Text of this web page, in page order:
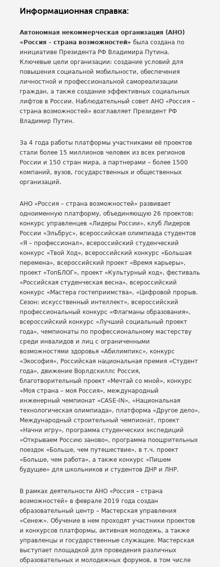
Информационная справка:
Автономная некоммерческая организация (АНО)
«Россия – страна возможностей» была создана по
инициативе Президента РФ Владимира Путина.
Ключевые цели организации: создание условий для
повышения социальной мобильности, обеспечения
личностной и профессиональной самореализации
граждан, а также создание эффективных социальных
лифтов в России. Наблюдательный совет АНО «Россия –
страна возможностей» возглавляет Президент РФ
Владимир Путин.
За 4 года работы платформы участниками её проектов
стали более 15 миллионов человек из всех регионов
России и 150 стран мира, а партнерами – более 1500
компаний, вузов, государственных и общественных
организаций.
АНО «Россия – страна возможностей» развивает
одноименную платформу, объединяющую 26 проектов:
конкурс управленцев «Лидеры России», клуб Лидеров
России «Эльбрус», всероссийская олимпиада студентов
«Я – профессионал», всероссийский студенческий
конкурс «Твой Ход», всероссийский конкурс «Большая
перемена», всероссийский проект «Время карьеры»,
проект «ТопБЛОГ», проект «Культурный код», фестиваль
«Российская студенческая весна», всероссийский
конкурс «Мастера гостеприимства», «Цифровой прорыв.
Сезон: искусственный интеллект», всероссийский
профессиональный конкурс «Флагманы образования»,
всероссийский конкурс «Лучший социальный проект
года», чемпионаты по профессиональному мастерству
среди инвалидов и лиц с ограниченными
возможностями здоровья «Абилимпикс», конкурс
«Экософия», Российская национальная премия «Студент
года», движение Ворлдскиллс Россия,
благотворительный проект «Мечтай со мной», конкурс
«Моя страна – моя Россия», международный
инженерный чемпионат «CASE-IN», «Национальная
технологическая олимпиада», платформа «Другое дело»,
Международный строительный чемпионат, проект
«Начни игру», программа студенческих экспедиций
«Открываем Россию заново», программа поощрительных
поездок «Больше, чем путешествие», в т.ч. проект
«Больше, чем работа», а также конкурс «Пишем
будущее» для школьников и студентов ДНР и ЛНР.
В рамках деятельности АНО «Россия – страна
возможностей» в феврале 2019 года создан
образовательный центр – Мастерская управления
«Сенеж». Обучение в нем проходят участники проектов
и конкурсов платформы, активная молодежь, а также
управленцы и государственные служащие. Мастерская
выступает площадкой для проведения различных
образовательных и молодежных форумов, в том числе